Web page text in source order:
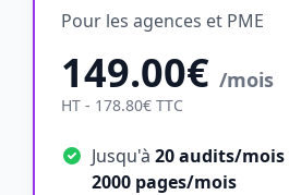
Pour les agences et PME
149.00€ /mois
HT - 178.80€ TTC
Jusqu'à 20 audits/mois
2000 pages/mois